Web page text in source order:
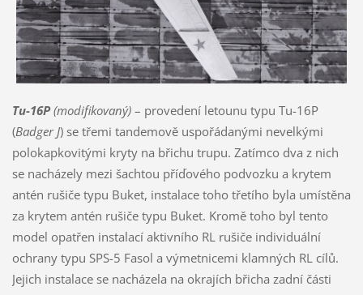
Tu-16P (modifikovaný)– provedení letounu typu Tu-16P
(Badger J) se třemi tandemově uspořádanými nevelkými
polokapkovitými kryty na břichu trupu. Zatímco dva z nich
se nacházely mezi šachtou příďového podvozku a krytem
antén rušiče typu Buket, instalace toho třetího byla umístěna
za krytem antén rušiče typu Buket. Kromě toho byl tento
model opatřen instalací aktivního RL rušiče individuální
ochrany typu SPS-5 Fasol a výmetnicemi klamných RL cílů.
Jejich instalace se nacházela na okrajích břicha zadní části